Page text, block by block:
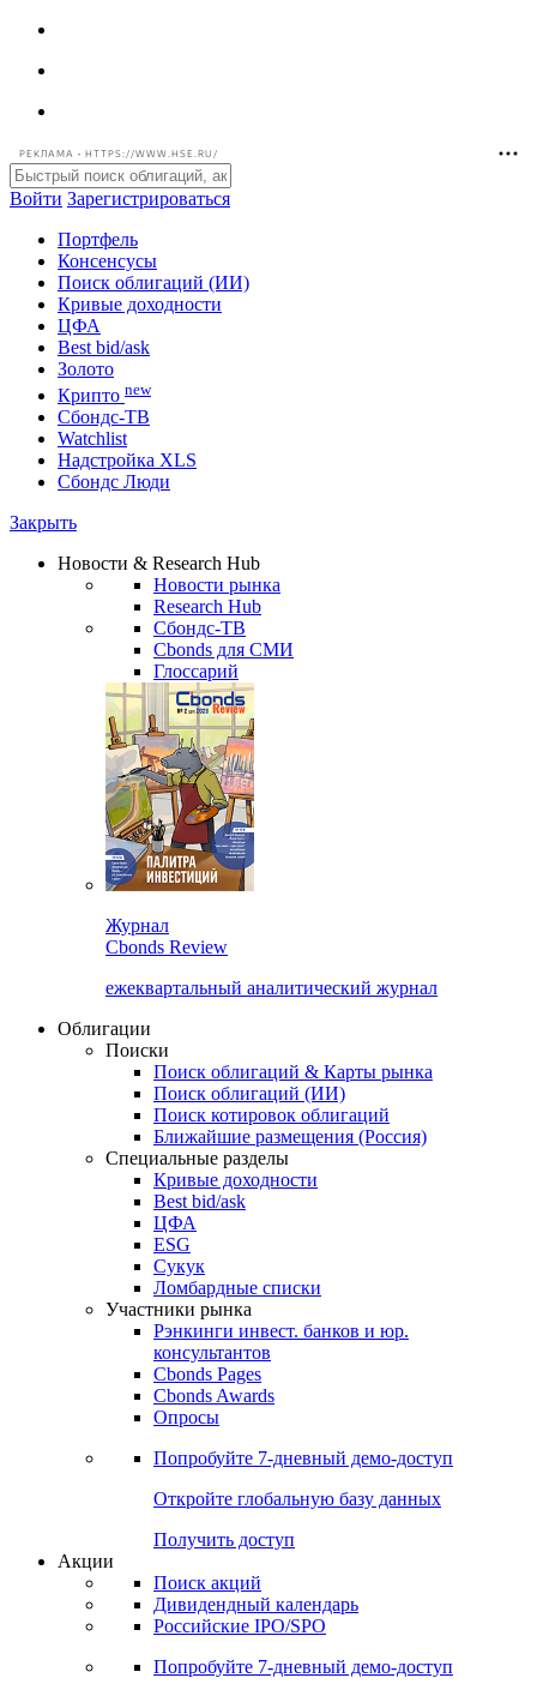
РЕКЛАМА • HTTPS://WWW.HSE.RU/
Войти Зарегистрироваться
Портфель
Консенсусы
Поиск облигаций (ИИ)
Кривые доходности
ЦФА
Best bid/ask
Золото
Крипто new
Watchlist
Сбондс Люди
Новости & Research Hub
Новости рынка
Research Hub
Сбондс-ТВ
Cbonds для СМИ
Глоссарий
Cbonds Review
ежеквартальный аналитический журнал
Облигации
Поиски
Поиск облигаций & Карты рынка
Поиск облигаций (ИИ)
Поиск котировок облигаций
Ближайшие размещения (Россия)
Специальные разделы
Кривые доходности
Best bid/ask
ЦФА
ESG
Сукук
Ломбардные списки
Участники рынка
Рэнкинги инвест. банков и юр.
Cbonds Pages
Опросы
Попробуйте7-дневный
Откройте глобальную базу данных
Получить доступ
Поиск акций